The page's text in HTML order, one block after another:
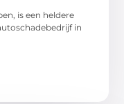
is een heldere
in